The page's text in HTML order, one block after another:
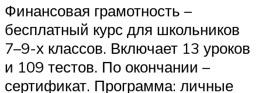
Финансовая грамотность –
бесплатный курс для школьников
7–9-х классов. Включает 13 уроков
и 109 тестов. По окончании –
сертификат. Программа: личные